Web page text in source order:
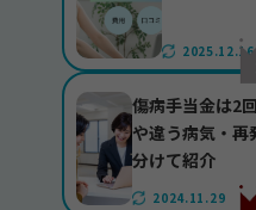
2025.12.16
傷病手当金は2
や違う病気・再
分けて紹介
2024.11.29